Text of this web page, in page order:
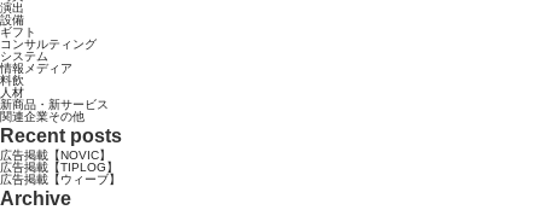
演出
設備
ギフト
コンサルティング
システム
情報メディア
料飲
人材
新商品・新サービス
関連企業その他
Recent posts
広告掲載【NOVIC】
広告掲載【TIPLOG】
広告掲載【ウィーブ】
Archive